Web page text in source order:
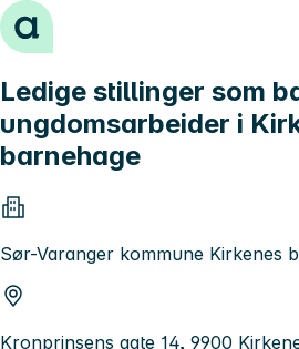
Hopp til innhold
Ledige stillinger som
ungdomsarbeider i
barnehage
Sør-Varanger kommune Kirkenes
Kronprinsens gate 14, 9900